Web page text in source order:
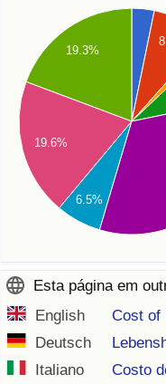
19.3%
19.6%
6.5%
Esta página em
English
Cost of
Deutsch
Italiano
Costo